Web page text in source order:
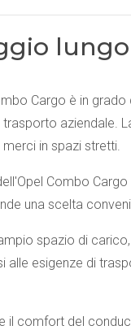
Cargo è in
aziendale.
in spazi stretti.
Combo
una scelta
spazio di
alle esigenze di
il comfort del